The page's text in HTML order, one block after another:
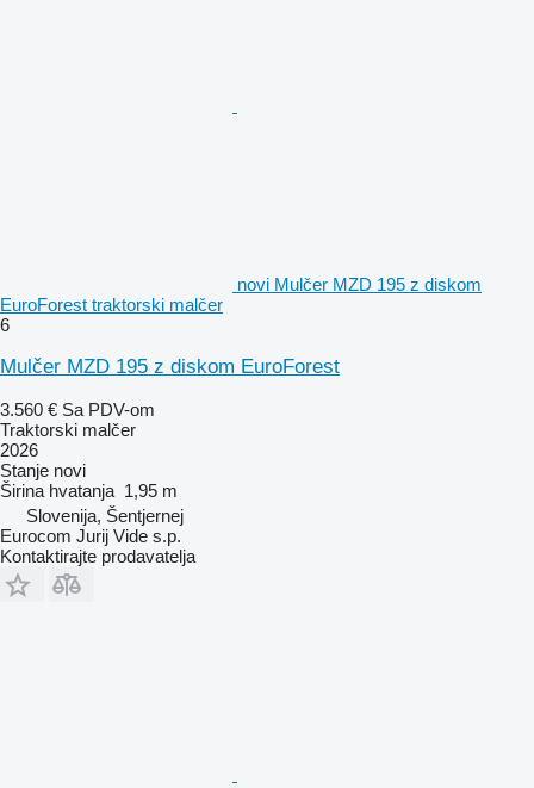
novi Mulčer MZD 195 z diskom
EuroForest traktorski malčer
6
Mulčer MZD 195 z diskom EuroForest
3.560 € Sa PDV-om
Traktorski malčer
2026
Stanje novi
Širina hvatanja 1,95 m
Slovenija, Šentjernej
Eurocom Jurij Vide s.p.
Kontaktirajte prodavatelja